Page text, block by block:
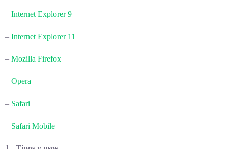
– Internet Explorer 9
– Internet Explorer 11
– Mozilla Firefox
– Opera
– Safari
– Safari Mobile